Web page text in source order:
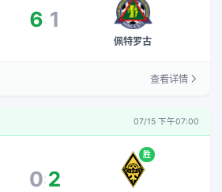
6: 1
佩特罗古
查看详情
07/15 下午07:00
0:2
胜